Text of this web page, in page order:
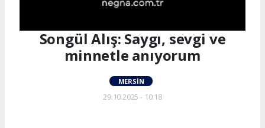
Songül Alış: Saygı, sevgi ve
minnetle anıyorum
MERSIN
29.10.2025 - 10:18